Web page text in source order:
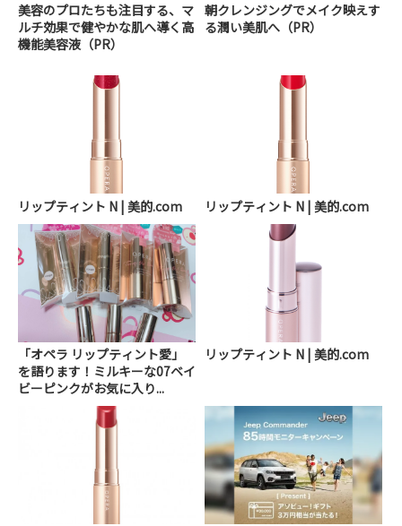
美容のプロたちも注目する、マ
ルチ効果で健やかな肌へ導く高
機能美容液（PR）
朝クレンジングでメイク映えす
る潤い美肌へ（PR）
リップティント N | 美的.com リップティント N | 美的.com
「オペラ リップティント愛」
を語ります！ミルキーな07ベイ
ビーピンクがお気に入り...
リップティント N | 美的.com